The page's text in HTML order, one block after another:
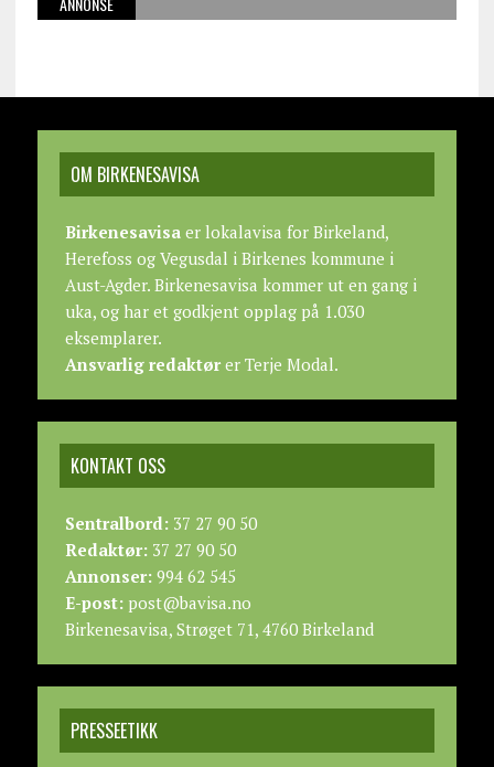
OM BIRKENESAVISA
Birkenesavisaer lokalavisa for Birkeland,
Herefoss og Vegusdal i Birkenes kommune i
Aust-Agder. Birkenesavisa kommer ut en gang i
uka, og har et godkjent opplag på 1.030
eksemplarer.
Ansvarlig redaktører Terje Modal.
KONTAKT OSS
Sentralbord:37 27 90 50
Redaktør:37 27 90 50
Annonser:994 62 545
E-post:post@bavisa.no
Birkenesavisa, Strøget 71, 4760 Birkeland
PRESSEETIKK